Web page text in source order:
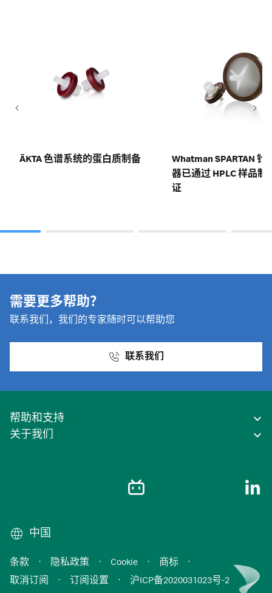
ÄKTA 色谱系统的蛋白质制备
Whatman SPARTAN 针
器已通过 HPLC 样品制
证
需要更多帮助？
联系我们，我们的专家随时可以帮助您
联系我们
帮助和支持
关于我们
中国
条款 · 隐私政策 · Cookie · 商标
·
取消订阅
· 订阅设置 · 沪ICP备2020031023号-2